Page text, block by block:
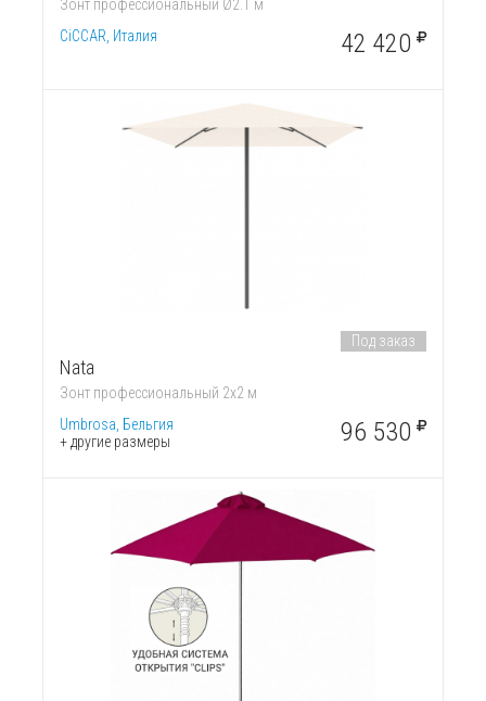
Зонт профессиональный Ø2.1 м
CiCCAR, Италия
42 420
Nata
Зонт профессиональный 2х2 м
Umbrosa, Бельгия
+ другие размеры
Под заказ
96 530